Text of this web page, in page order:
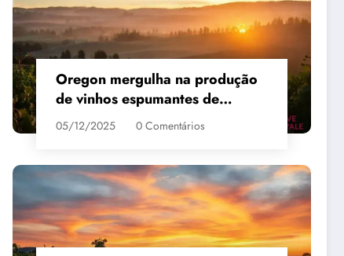
MAIS VENDIDO #4
Oregon mergulha na produção
de vinhos espumantes de
qualidade
05/12/2025 0 Comentários